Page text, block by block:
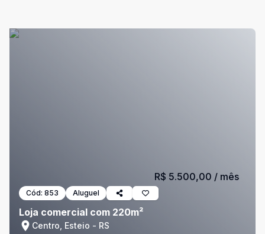
Cód: 853 Aluguel
Loja comercial com 220m²
Centro, Esteio - RS
R$ 5.500,00 / mês